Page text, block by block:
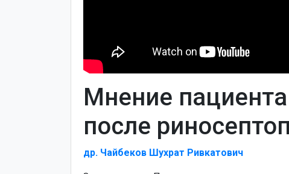
Мнение
после
др. Чайбеков Шухрат Ривкатович